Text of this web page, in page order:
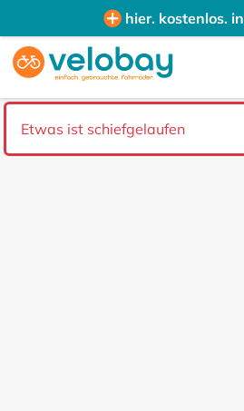
hier. kostenlos.
Etwas ist schiefgelaufen